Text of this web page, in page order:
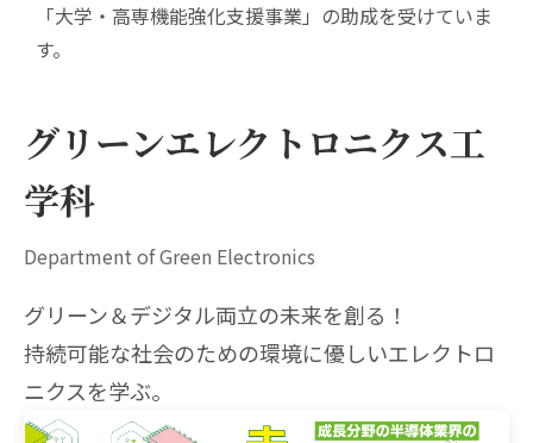
「大学・高専機能強化支援事業」の助成を受けていま
す。
グリーンエレクトロニクス工
学科
Department of Green Electronics
グリーン＆デジタル両立の未来を創る！
持続可能な社会のための環境に優しいエレクトロ
ニクスを学ぶ。